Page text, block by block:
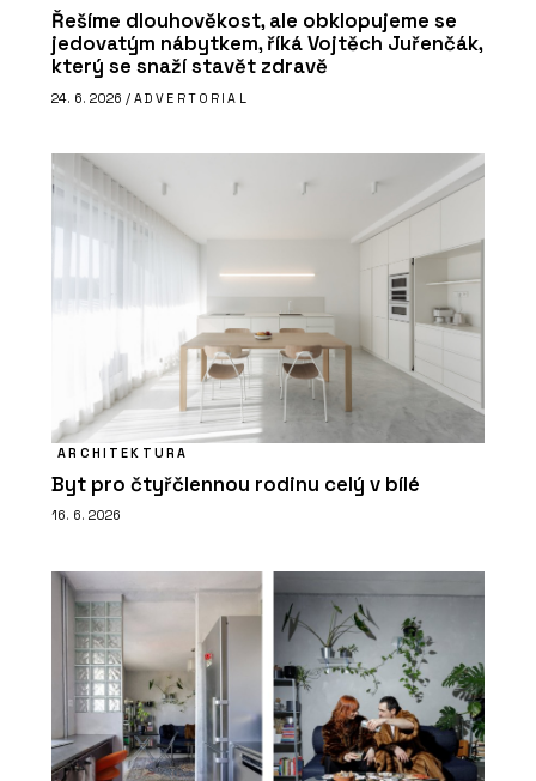
Řešíme dlouhověkost, ale obklopujeme se
jedovatým nábytkem, říká Vojtěch Juřenčák,
který se snaží stavět zdravě
24. 6. 2026 / ADVERTORIAL
ARCHITEKTURA
Byt pro čtyřčlennou rodinu celý v bílé
16. 6. 2026